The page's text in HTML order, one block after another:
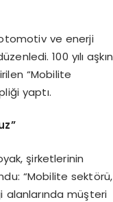
ve enerji
100 yılı aşkın
“Mobilite
yaptı.
şirketlerinin
“Mobilite sektörü,
müşteri